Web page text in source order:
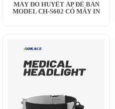
MÁY ĐO HUYẾT ÁP ĐỂ BÀN
MODEL CH-S602 CÓ MÁY IN